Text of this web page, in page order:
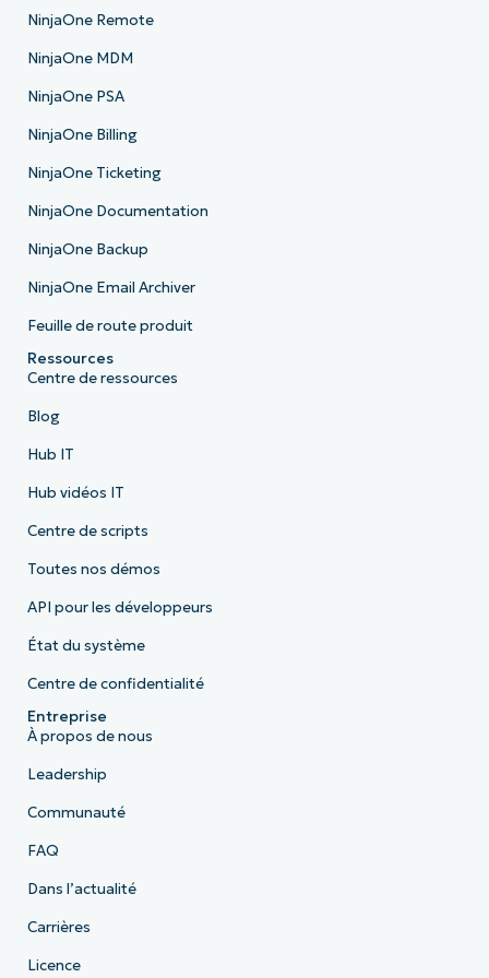
NinjaOne Remote
NinjaOne MDM
NinjaOne PSA
NinjaOne Billing
NinjaOne Ticketing
NinjaOne Documentation
NinjaOne Backup
NinjaOne Email Archiver
Feuille de route produit
Ressources
Centre de ressources
Blog
Hub IT
Hub vidéos IT
Centre de scripts
Toutes nos démos
API pour les développeurs
État du système
Centre de confidentialité
Entreprise
À propos de nous
Leadership
Communauté
FAQ
Dans l’actualité
Carrières
Licence